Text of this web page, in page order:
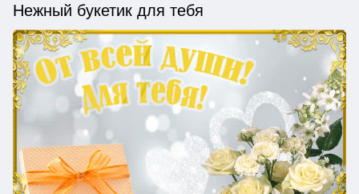
Нежный букетик для тебя